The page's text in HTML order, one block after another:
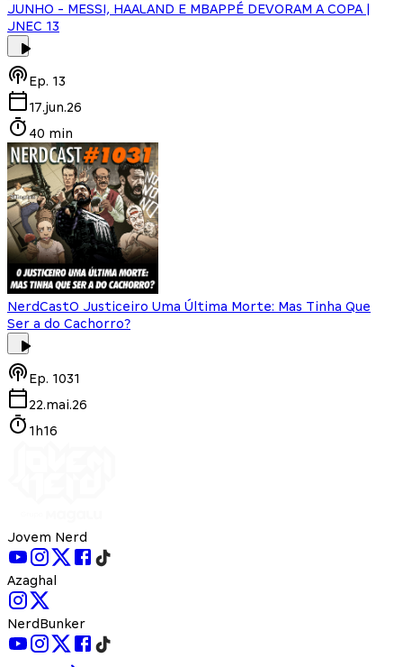
JUNHO - MESSI, HAALAND E MBAPPÉ DEVORAM A COPA |
JNEC 13
Ep. 13
17.jun.26
40 min
NerdCastO Justiceiro Uma Última Morte: Mas Tinha Que
Ser a do Cachorro?
Ep. 1031
22.mai.26
1h16
Jovem Nerd
Azaghal
NerdBunker